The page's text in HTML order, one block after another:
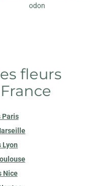
odon
fleurs
Paris
Lyon
Nice